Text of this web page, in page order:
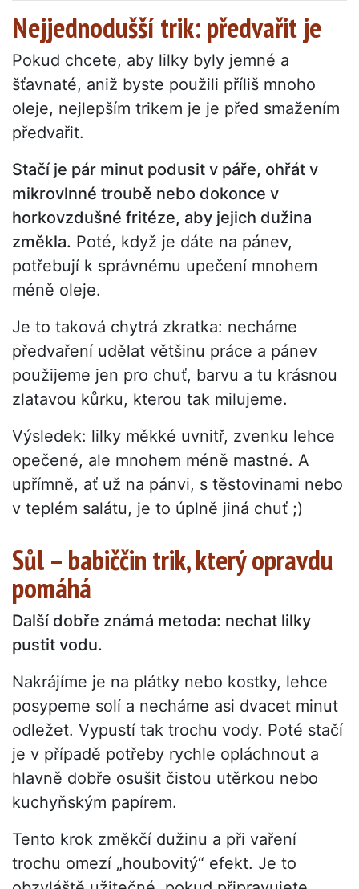
Nejjednodušší trik: předvařit je
Pokud chcete, aby lilky byly jemné a
šťavnaté, aniž byste použili příliš mnoho
oleje, nejlepším trikem je je před smažením
předvařit.
Stačí je pár minut podusit v páře, ohřát v
mikrovlnné troubě nebo dokonce v
horkovzdušné fritéze, aby jejich dužina
změkla. Poté, když je dáte na pánev,
potřebují k správnému upečení mnohem
méně oleje.
Je to taková chytrá zkratka: necháme
předvaření udělat většinu práce a pánev
použijeme jen pro chuť, barvu a tu krásnou
zlatavou kůrku, kterou tak milujeme.
Výsledek: lilky měkké uvnitř, zvenku lehce
opečené, ale mnohem méně mastné. A
upřímně, ať už na pánvi, s těstovinami nebo
v teplém salátu, je to úplně jiná chuť ;)
Sůl – babiččin trik, který opravdu
pomáhá
Další dobře známá metoda: nechat lilky
pustit vodu.
Nakrájíme je na plátky nebo kostky, lehce
posypeme solí a necháme asi dvacet minut
odležet. Vypustí tak trochu vody. Poté stačí
je v případě potřeby rychle opláchnout a
hlavně dobře osušit čistou utěrkou nebo
kuchyňským papírem.
Tento krok změkčí dužinu a při vaření
trochu omezí „houbovitý“ efekt. Je to